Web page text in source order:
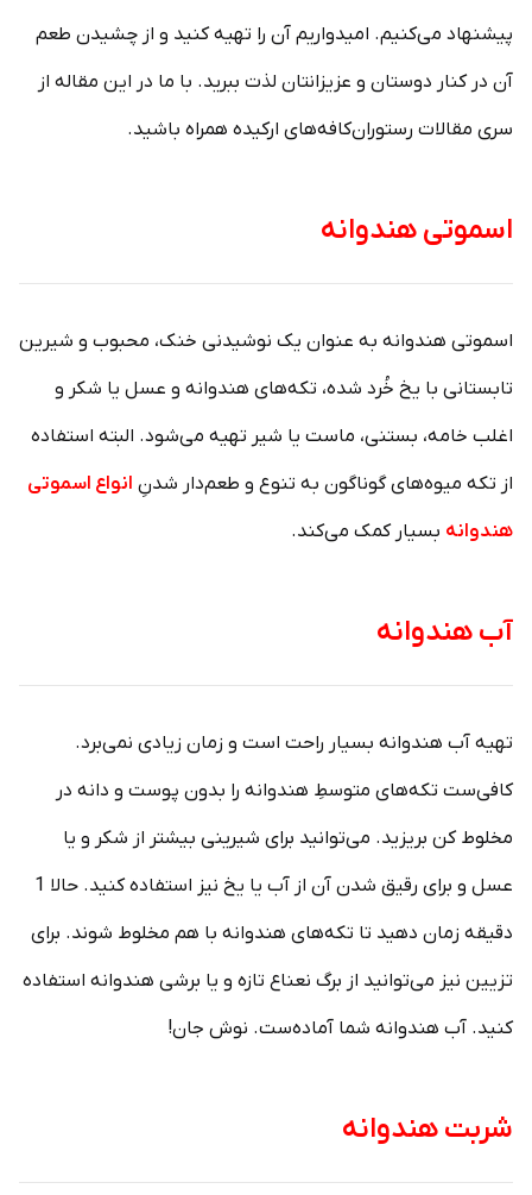
پیشنهاد می‌کنیم. امیدواریم آن‌ را تهیه کنید و از چشیدن طعم
آن در کنار دوستان و عزیزانتان لذت ببرید. با ما در این مقاله از
سری مقالات رستوران‌کافه‌های ارکیده همراه باشید.
اسموتی هندوانه
اسموتی هندوانه به عنوان یک نوشیدنی خنک، محبوب و شیرین
تابستانی با یخ خُرد شده، تکه‌های هندوانه و عسل یا شکر و
اغلب خامه، بستنی، ماست یا شیر تهیه می‌شود. البته استفاده
از تکه‌ میوه‌های گوناگون به تنوع و طعم‌دار شدنِ انواع اسموتی
هندوانه بسیار کمک می‌کند.
آب هندوانه
تهیه آب هندوانه بسیار راحت است و زمان زیادی نمی‌برد.
کافی‌ست تکه‌های متوسطِ هندوانه را بدون پوست و دانه در
مخلوط کن بریزید. می‌توانید برای شیرینی بیشتر از شکر و یا
عسل و برای رقیق شدن آن از آب یا یخ نیز استفاده کنید. حالا 1
دقیقه زمان دهید تا تکه‌های هندوانه با هم مخلوط شوند. برای
تزیین نیز می‌توانید از برگ نعناع تازه و یا برشی هندوانه استفاده
کنید. آب هندوانه شما آماده‌ست. نوش جان!
شربت هندوانه